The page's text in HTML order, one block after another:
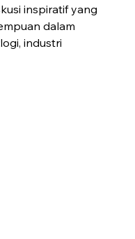
inspiratif yang
dalam
industri